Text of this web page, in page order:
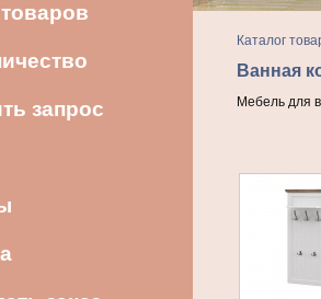
запрос
Каталог
Ванная
Мебель для